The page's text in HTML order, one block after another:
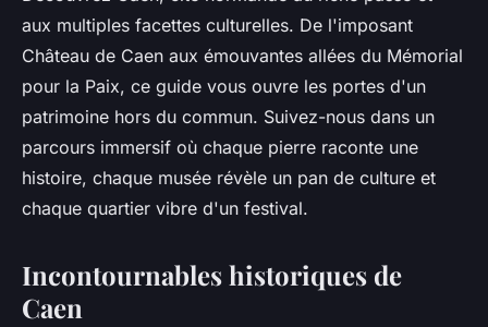
des visites à ne pas manquer
Julien •22 mai 2024•3 min de lecture
aux multiples facettes culturelles. De l'imposant
Château de Caen aux émouvantes allées du Mémorial
pour la Paix, ce guide vous ouvre les portes d'un
patrimoine hors du commun. Suivez-nous dans un
parcours immersif où chaque pierre raconte une
histoire, chaque musée révèle un pan de culture et
chaque quartier vibre d'un festival.
Incontournables historiques de
Caen